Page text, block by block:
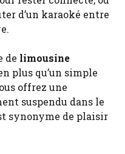
d’un karaoké entre
de limousine
plus qu’un simple
offrez une
suspendu dans le
synonyme de plaisir